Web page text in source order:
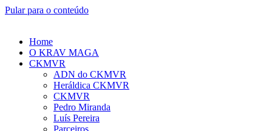
Pular para o conteúdo
Home
O KRAV MAGA
CKMVR
ADN do CKMVR
Heráldica CKMVR
CKMVR
Pedro Miranda
Luís Pereira
Parceiros